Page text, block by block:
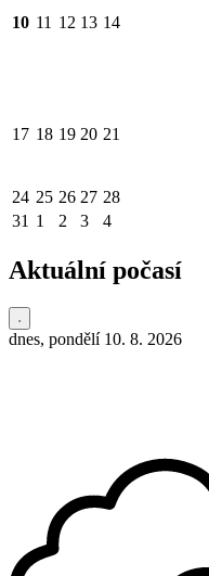
10 11 12 13 14
17 18 19 20 21
24 25 26 27 28
31 1 2 3 4
Aktuální počasí
dnes, pondělí 10. 8. 2026